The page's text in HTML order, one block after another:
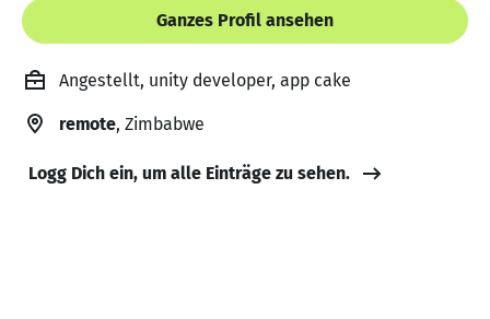
Ganzes Profil ansehen
Angestellt, unity developer, app cake
remote, Zimbabwe
Logg Dich ein, um alle Einträge zu sehen.